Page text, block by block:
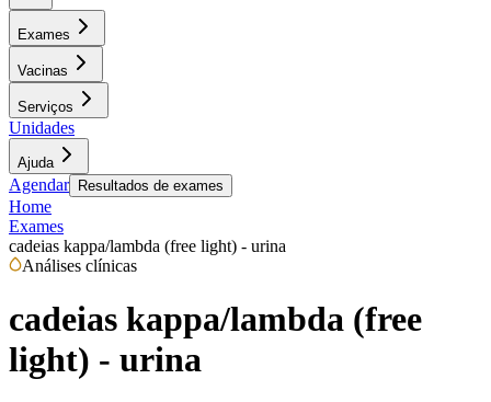
Exames
Vacinas
Serviços
Unidades
Ajuda
Agendar Resultados de exames
Home
Exames
cadeias kappa/lambda (free light) - urina
Análises clínicas
cadeias kappa/lambda (free
light) - urina